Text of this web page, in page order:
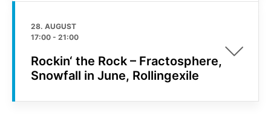
28. AUGUST
17:00 - 21:00
Rockin‘ the Rock – Fractosphere,
Snowfall in June, Rollingexile